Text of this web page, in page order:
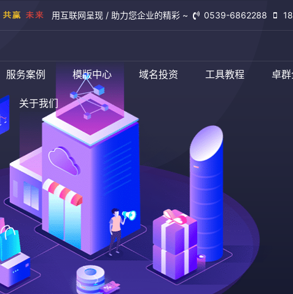
用互联网呈现 / 助力您企业的精彩 ~ 0539-6862288
服务案例 模版中心 域名投资 工具教程 卓
关于我们